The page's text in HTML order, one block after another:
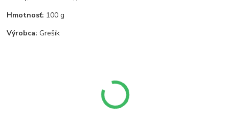
Hmotnosť: 100 g
Výrobca: Grešík